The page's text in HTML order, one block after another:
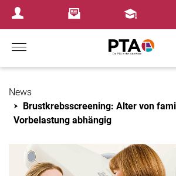
Login MenuNewsletter
Home
News
Brustkrebsscreening: Alter von
Vorbelastung abhängig